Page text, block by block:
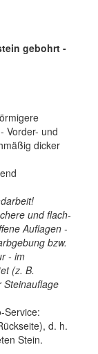
gebohrt -
Vorder- und
dicker
und flach-
Auflagen -
bzw.
- im
(z. B.
Steinauflage
Service:
d. h.
Stein.